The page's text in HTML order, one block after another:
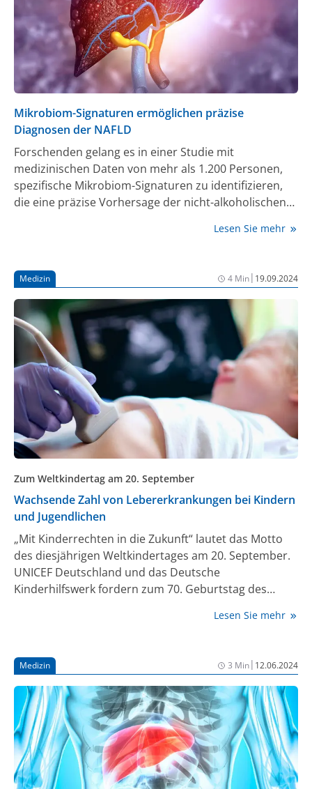
Mikrobiom-Signaturen ermöglichen präzise
Diagnosen der NAFLD
Forschenden gelang es in einer Studie mit
medizinischen Daten von mehr als 1.200 Personen,
spezifische Mikrobiom-Signaturen zu identifizieren,
die eine präzise Vorhersage der nicht-alkoholischen
Diabetes, Bluthochdruck und Atherosklerose, die alle
als typische Begleiterkrankungen einer NAFLD gelten.
Lesen Sie mehr
Medizin 4 Min| 19.09.2024
Zum Weltkindertag am 20. September
Wachsende Zahl von Lebererkrankungen bei Kindern
und Jugendlichen
„Mit Kinderrechten in die Zukunft“ lautet das Motto
des diesjährigen Weltkindertages am 20. September.
UNICEF Deutschland und das Deutsche
Kinderhilfswerk fordern zum 70. Geburtstag des
und ihre Rechte. Dass zu diesen Kinderrechten auch
Gesundheit und Leben zählt, betont die Deutsche
Leberstiftung anlässlich des Weltkindertages und
macht auf die wachsende Zahl von
Lebererkrankungen bei Kindern und Jugendlichen
aufmerksam – insbesondere auf den
besorgniserregenden Anstieg der pädiatrischen,
metabolisch bedingten Fettlebererkrankungen.
Lesen Sie mehr
Medizin 3 Min| 12.06.2024